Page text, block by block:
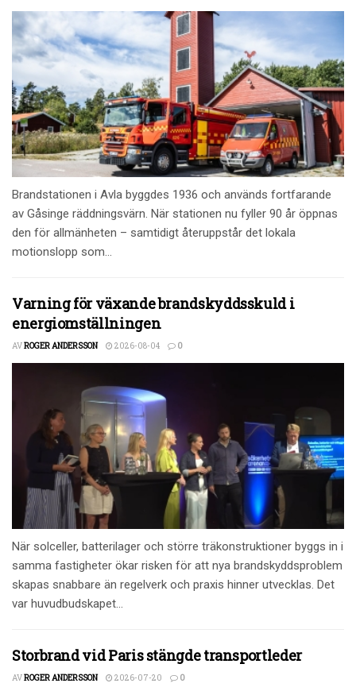
Brandstationen i Avla byggdes 1936 och används fortfarande
av Gåsinge räddningsvärn. När stationen nu fyller 90 år öppnas
den för allmänheten – samtidigt återuppstår det lokala
motionslopp som...
Varning för växande brandskyddsskuld i
energiomställningen
AVROGER ANDERSSON 2026-08-04 0
När solceller, batterilager och större träkonstruktioner byggs in i
samma fastigheter ökar risken för att nya brandskyddsproblem
skapas snabbare än regelverk och praxis hinner utvecklas. Det
var huvudbudskapet...
Storbrand vid Paris stängde transportleder
AVROGER ANDERSSON 2026-07-20 0